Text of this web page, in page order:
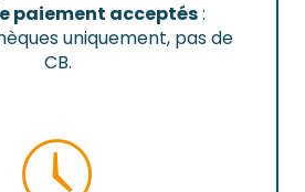
paiement acceptés:
uniquement, pas de
CB.